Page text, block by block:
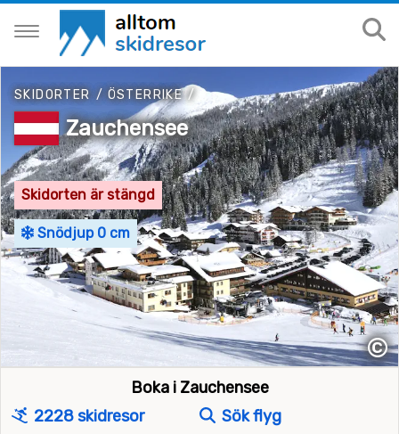
SKIDORTER / ÖSTERRIKE/
Zauchensee
Skidorten är stängd
Snödjup 0 cm
©
Boka i Zauchensee
2228 skidresor
Sök flyg